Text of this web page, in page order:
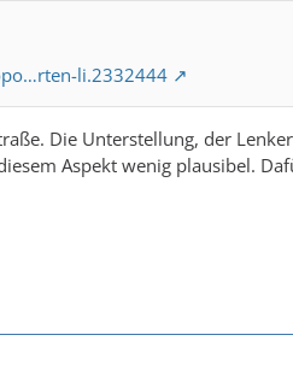
li.2332444
Die Unterstellung, der
Aspekt wenig plausibel.